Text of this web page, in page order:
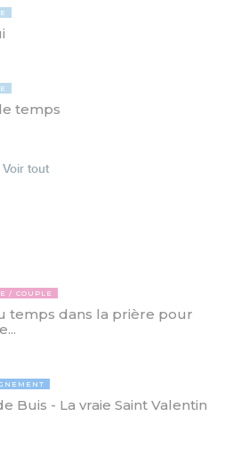
temps
Voir tout
COUPLE
temps dans la prière pour
Buis - La vraie Saint Valentin